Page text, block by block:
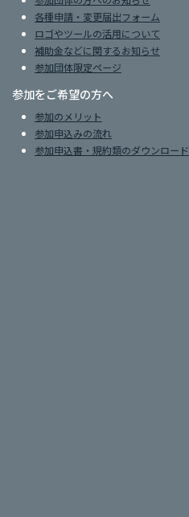
各種申請・変更届出フォーム
ロゴやツールの活用について
補助金などに関するお知らせ
参加団体限定ページ
参加をご希望の方へ
参加のメリット
参加申込みの流れ
参加申込書・規約類のダウンロード